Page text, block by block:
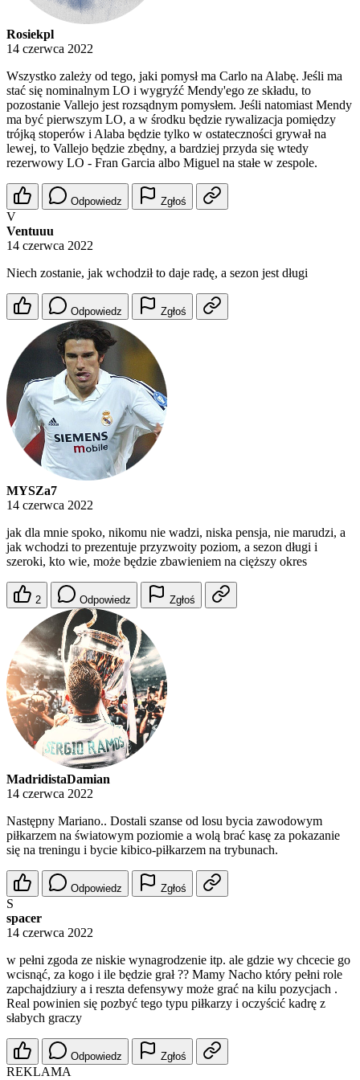
Rosiekpl
14 czerwca 2022
Wszystko zależy od tego, jaki pomysł ma Carlo na Alabę. Jeśli ma
stać się nominalnym LO i wygryźć Mendy'ego ze składu, to
pozostanie Vallejo jest rozsądnym pomysłem. Jeśli natomiast Mendy
ma być pierwszym LO, a w środku będzie rywalizacja pomiędzy
trójką stoperów i Alaba będzie tylko w ostateczności grywał na
lewej, to Vallejo będzie zbędny, a bardziej przyda się wtedy
rezerwowy LO - Fran Garcia albo Miguel na stałe w zespole.
Odpowiedz Zgłoś
V
Ventuuu
14 czerwca 2022
Niech zostanie, jak wchodził to daje radę, a sezon jest długi
Odpowiedz Zgłoś
MYSZa7
14 czerwca 2022
jak dla mnie spoko, nikomu nie wadzi, niska pensja, nie marudzi, a
jak wchodzi to prezentuje przyzwoity poziom, a sezon długi i
szeroki, kto wie, może będzie zbawieniem na cięższy okres
2 Odpowiedz Zgłoś
MadridistaDamian
14 czerwca 2022
Następny Mariano.. Dostali szanse od losu bycia zawodowym
piłkarzem na światowym poziomie a wolą brać kasę za pokazanie
się na treningu i bycie kibico-piłkarzem na trybunach.
Odpowiedz Zgłoś
S
spacer
14 czerwca 2022
w pełni zgoda ze niskie wynagrodzenie itp. ale gdzie wy chcecie go
wcisnąć, za kogo i ile będzie grał ?? Mamy Nacho który pełni role
zapchajdziury a i reszta defensywy może grać na kilu pozycjach .
Real powinien się pozbyć tego typu piłkarzy i oczyścić kadrę z
słabych graczy
Odpowiedz Zgłoś
REKLAMA